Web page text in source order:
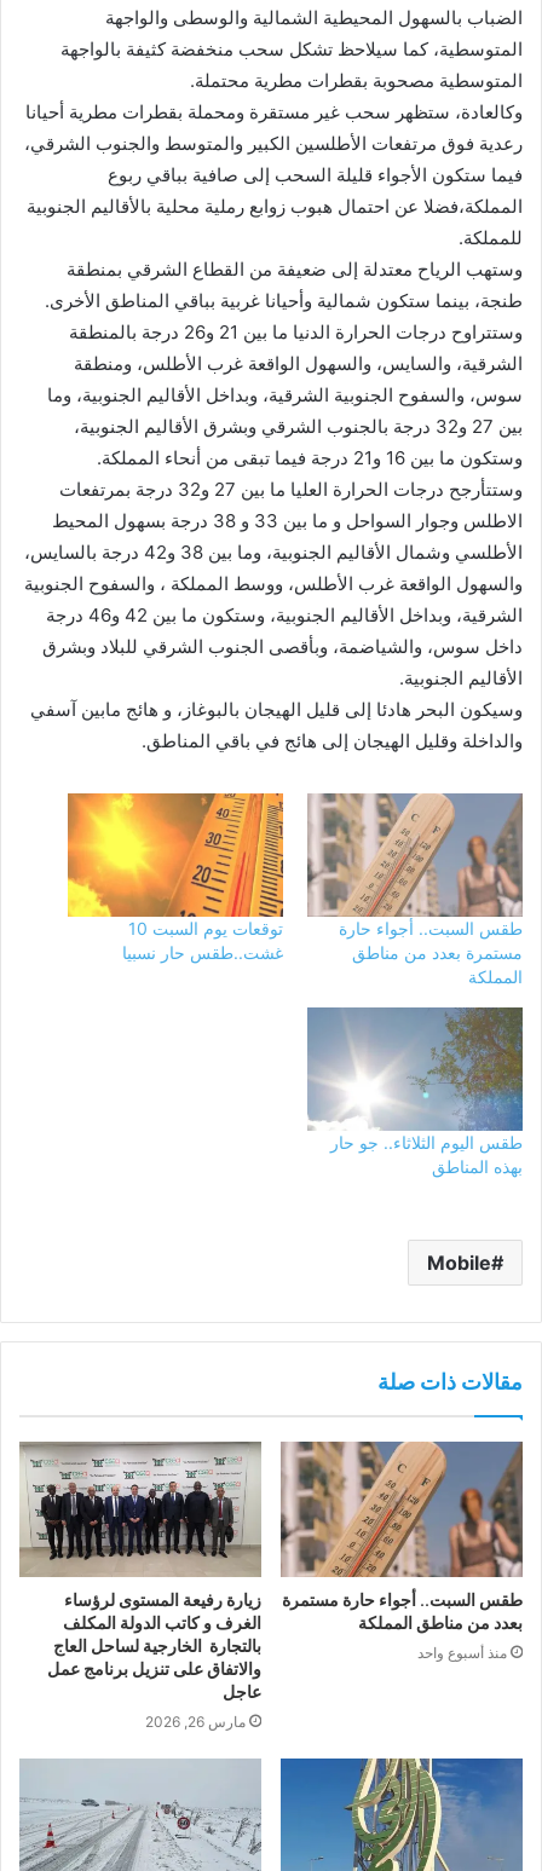
الضباب بالسهول المحيطية الشمالية والوسطى والواجهة
المتوسطية، كما سيلاحظ تشكل سحب منخفضة كثيفة بالواجهة
المتوسطية مصحوبة بقطرات مطرية محتملة.
وكالعادة، ستظهر سحب غير مستقرة ومحملة بقطرات مطرية أحيانا
رعدية فوق مرتفعات الأطلسين الكبير والمتوسط والجنوب الشرقي،
فيما ستكون الأجواء قليلة السحب إلى صافية بباقي ربوع
المملكة،فضلا عن احتمال هبوب زوابع رملية محلية بالأقاليم الجنوبية
للمملكة.
وستهب الرياح معتدلة إلى ضعيفة من القطاع الشرقي بمنطقة
طنجة، بينما ستكون شمالية وأحيانا غربية بباقي المناطق الأخرى.
وستتراوح درجات الحرارة الدنيا ما بين 21 و26 درجة بالمنطقة
الشرقية، والسايس، والسهول الواقعة غرب الأطلس، ومنطقة
سوس، والسفوح الجنوبية الشرقية، وبداخل الأقاليم الجنوبية، وما
بين 27 و32 درجة بالجنوب الشرقي وبشرق الأقاليم الجنوبية،
وستكون ما بين 16 و21 درجة فيما تبقى من أنحاء المملكة.
وستتأرجح درجات الحرارة العليا ما بين 27 و32 درجة بمرتفعات
الاطلس وجوار السواحل و ما بين 33 و 38 درجة بسهول المحيط
الأطلسي وشمال الأقاليم الجنوبية، وما بين 38 و42 درجة بالسايس،
والسهول الواقعة غرب الأطلس، ووسط المملكة ، والسفوح الجنوبية
الشرقية، وبداخل الأقاليم الجنوبية، وستكون ما بين 42 و46 درجة
داخل سوس، والشياضمة، وبأقصى الجنوب الشرقي للبلاد وبشرق
الأقاليم الجنوبية.
وسيكون البحر هادئا إلى قليل الهيجان بالبوغاز، و هائج مابين آسفي
والداخلة وقليل الهيجان إلى هائج في باقي المناطق.
طقس السبت.. أجواء حارة
مستمرة بعدد من مناطق
المملكة
توقعات يوم السبت 10
غشت..طقس حار نسبيا
طقس اليوم الثلاثاء.. جو حار
بهذه المناطق
Mobile
مقالات ذات صلة
طقس السبت.. أجواء حارة مستمرة
بعدد من مناطق المملكة
منذ أسبوع واحد
زيارة رفيعة المستوى لرؤساء
الغرف و كاتب الدولة المكلف
بالتجارة الخارجية لساحل العاج
والاتفاق على تنزيل برنامج عمل
عاجل
مارس 26, 2026